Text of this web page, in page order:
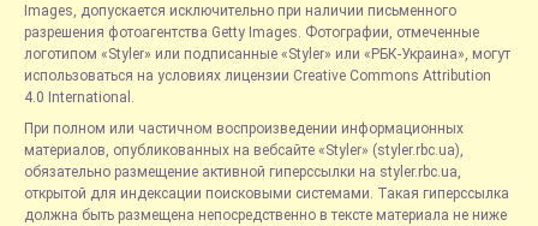
Images, допускается исключительно при наличии письменного
разрешения фотоагентства Getty Images. Фотографии, отмеченные
логотипом «Styler» или подписанные «Styler» или «РБК-Украина», могут
использоваться на условиях лицензии Creative Commons Attribution
4.0 International.
При полном или частичном воспроизведении информационных
материалов, опубликованных на вебсайте «Styler» (styler.rbc.ua),
обязательно размещение активной гиперссылки на styler.rbc.ua,
открытой для индексации поисковыми системами. Такая гиперссылка
должна быть размещена непосредственно в тексте материала не ниже